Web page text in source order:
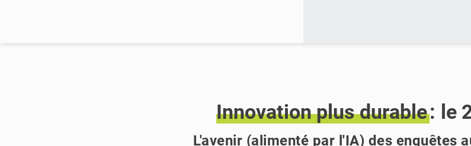
Innovation plus durable: le
L'avenir (alimenté par l'IA) des enquêtes